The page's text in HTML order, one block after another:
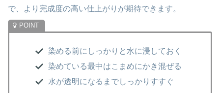
で、より完成度の高い仕上がりが期待できます。
染める前にしっかりと水に浸しておく
染めている最中はこまめにかき混ぜる
水が透明になるまでしっかりすすぐ